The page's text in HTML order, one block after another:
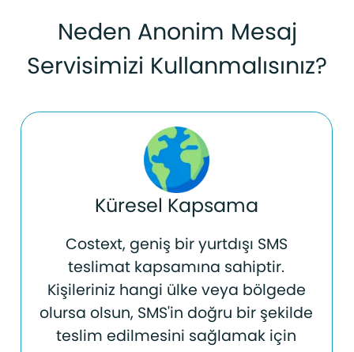
Neden Anonim Mesaj
Servisimizi Kullanmalısınız?
Küresel Kapsama
Costext, geniş bir yurtdışı SMS
teslimat kapsamına sahiptir.
Kişileriniz hangi ülke veya bölgede
olursa olsun, SMS'in doğru bir şekilde
teslim edilmesini sağlamak için